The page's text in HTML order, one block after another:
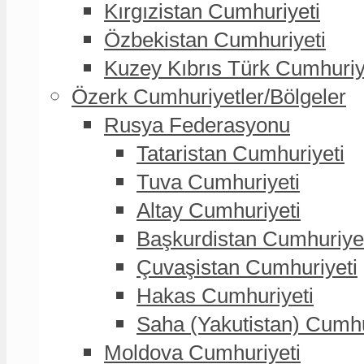
Kırgızistan Cumhuriyeti
Özbekistan Cumhuriyeti
Kuzey Kıbrıs Türk
Özerk Cumhuriyetler/Bölgeler
Rusya Federasyonu
Tataristan Cumhuriyeti
Tuva Cumhuriyeti
Altay Cumhuriyeti
Başkurdistan
Çuvaşistan Cumhuriyeti
Hakas Cumhuriyeti
Saha (Yakutistan)
Moldova Cumhuriyeti